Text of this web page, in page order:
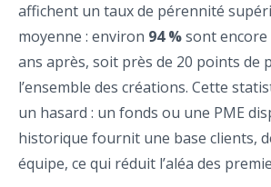
affichent un taux de pérennité
moyenne : environ 94 %sont
ans après, soit près de 20 points de
l’ensemble des créations. Cette
un hasard : un fonds ou une PME
historique fournit une base clients,
équipe, ce qui réduit l’aléa des